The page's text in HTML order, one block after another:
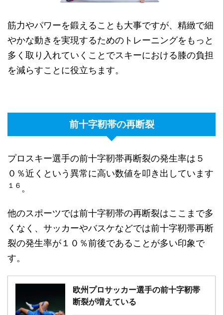
筋力やパワーを鍛えることも大事ですが、精緻で細
やかな動きを実現するためのトレーニングをもっと
多く取り入れていくことでスキーにおける膝の負担
を減らすことに役立ちます。
前十字靭帯の再断裂
プロスキー選手の前十字靭帯再断裂の発生率は５
０％近くという異常に高い数値を叩き出しています
１６ 。
他のスポーツでは前十字靭帯の再断裂はここまで多
くなく、サッカーやバスケなどでは前十字靭帯再断
裂の発生率が１０％前後であることが多い印象で
す。
欧州プロサッカー選手の前十字靭帯
断裂が増えている